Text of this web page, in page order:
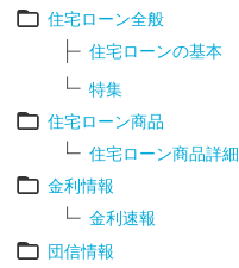
住宅ローン全般
住宅ローンの基本
特集
住宅ローン商品
住宅ローン商品詳細
金利情報
金利速報
団信情報